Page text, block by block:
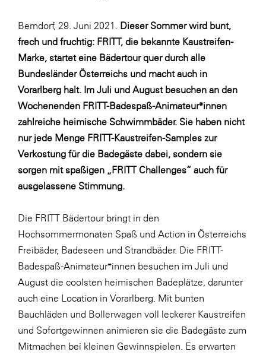
Primark
Salesforce
sebamed
SeneCura
SERVICE&MORE
SKINUANCE®
Somfy
Sony DADC
STIHL Tirol
Trend Micro
TAG GmbH
VALETTA
Verband Druck Medien Österreich
Wirtschaftskammer Salzburg
WKS Fachgruppe Fahrzeughandel und
Berndorf, 29. Juni 2021. Dieser Sommer wird bunt,
frech und fruchtig: FRITT, die bekannte Kaustreifen-
Marke, startet eine Bädertour quer durch alle
Bundesländer Österreichs und macht auch in
Vorarlberg halt. Im Juli und August besuchen an den
Wochenenden FRITT-Badespaß-Animateur*innen
zahlreiche heimische Schwimmbäder. Sie haben nicht
nur jede Menge FRITT-Kaustreifen-Samples zur
Verkostung für die Badegäste dabei, sondern sie
sorgen mit spaßigen „FRITT Challenges“ auch für
ausgelassene Stimmung.
Die FRITT Bädertour bringt in den
Hochsommermonaten Spaß und Action in Österreichs
Freibäder, Badeseen und Strandbäder. Die FRITT-
Badespaß-Animateur*innen besuchen im Juli und
August die coolsten heimischen Badeplätze, darunter
auch eine Location in Vorarlberg. Mit bunten
Bauchläden und Bollerwagen voll leckerer Kaustreifen
und Sofortgewinnen animieren sie die Badegäste zum
Mitmachen bei kleinen Gewinnspielen. Es erwarten